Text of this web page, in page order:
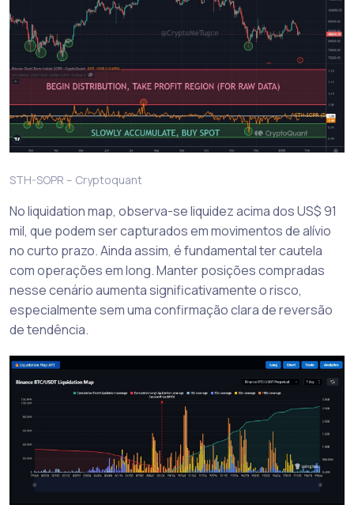
STH-SOPR – Cryptoquant
No liquidation map, observa-se liquidez acima dos US$ 91
mil, que podem ser capturados em movimentos de alívio
no curto prazo. Ainda assim, é fundamental ter cautela
com operações em long. Manter posições compradas
nesse cenário aumenta significativamente o risco,
especialmente sem uma confirmação clara de reversão
de tendência.